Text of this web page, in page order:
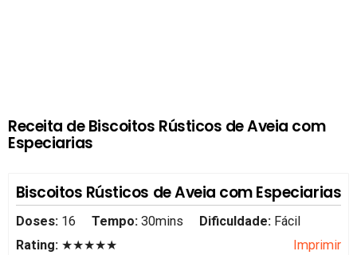
Receita de Biscoitos Rústicos de Aveia com
Especiarias
Biscoitos Rústicos de Aveia com Especiarias
Doses: 16 Tempo: 30mins Dificuldade: Fácil
Rating: ★★★★★ Imprimir